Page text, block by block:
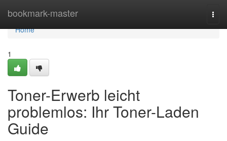
bookmark-master
Home
Home
1
Toner-Erwerb leicht
problemlos: Ihr Toner-Laden
Guide